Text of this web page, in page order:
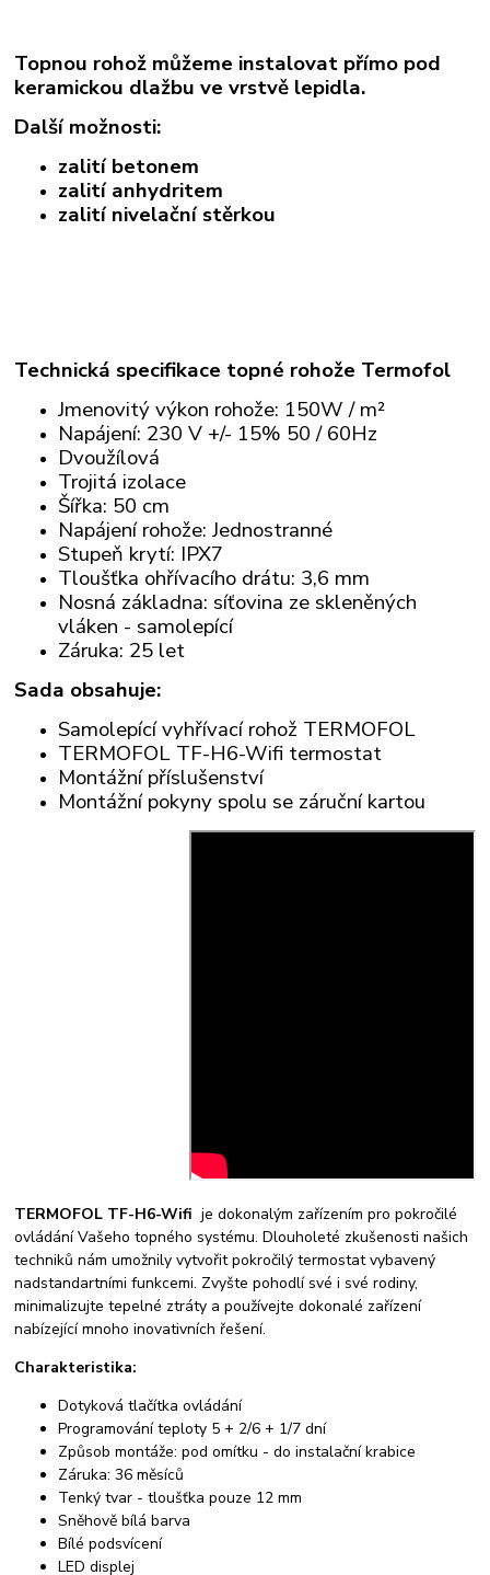
Topnou rohož můžeme instalovat přímo pod
keramickou dlažbu ve vrstvě lepidla.
Další možnosti:
zalití betonem
zalití anhydritem
zalití nivelační stěrkou
Technická specifikace topné rohože Termofol
Jmenovitý výkon rohože: 150W / m²
Napájení: 230 V +/- 15% 50 / 60Hz
Dvoužílová
Trojitá izolace
Šířka: 50 cm
Napájení rohože: Jednostranné
Stupeň krytí: IPX7
Tloušťka ohřívacího drátu: 3,6 mm
Nosná základna: síťovina ze skleněných
vláken - samolepící
Záruka: 25 let
Sada obsahuje:
Samolepící vyhřívací rohož TERMOFOL
TERMOFOL TF-H6-Wifi termostat
Montážní příslušenství
Montážní pokyny spolu se záruční kartou
TERMOFOL TF-H6-Wifi je dokonalým zařízením pro pokročilé
ovládání Vašeho topného systému. Dlouholeté zkušenosti našich
techniků nám umožnily vytvořit pokročilý termostat vybavený
nadstandartními funkcemi. Zvyšte pohodlí své i své rodiny,
minimalizujte tepelné ztráty a používejte dokonalé zařízení
nabízející mnoho inovativních řešení.
Charakteristika:
Dotyková tlačítka ovládání
Programování teploty 5 + 2/6 + 1/7 dní
Způsob montáže: pod omítku - do instalační krabice
Záruka: 36 měsíců
Tenký tvar - tloušťka pouze 12 mm
Sněhově bílá barva
Bílé podsvícení
LED displej